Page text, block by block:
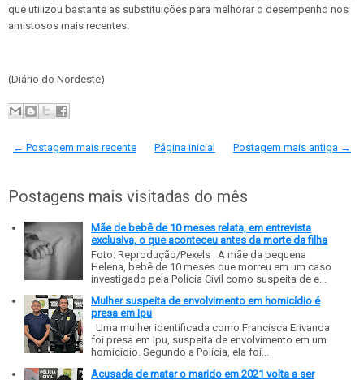
que utilizou bastante as substituições para melhorar o desempenho nos
amistosos mais recentes.
(Diário do Nordeste)
← Postagem mais recente Postagem mais antiga →
Página inicial
Postagens mais visitadas do mês
Mãe de bebê de 10 meses relata, em entrevista
exclusiva, o que aconteceu antes da morte da filha
Foto: Reprodução/Pexels A mãe da pequena
Helena, bebê de 10 meses que morreu em um caso
investigado pela Polícia Civil como suspeita de e...
Mulher suspeita de envolvimento em homicídio é
presa em Ipu
Uma mulher identificada como Francisca Erivanda
foi presa em Ipu, suspeita de envolvimento em um
homicídio. Segundo a Polícia, ela foi...
Acusada de matar o marido em 2021 volta a ser